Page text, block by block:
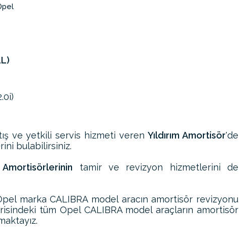
ve yetkili servis hizmeti verenYıldırım Amortisör'de
bulabilirsiniz.
tamir ve revizyon hizmetlerini de
marka CALIBRA model aracın amortisör revizyonu
tüm Opel CALIBRA model araçların amortisör